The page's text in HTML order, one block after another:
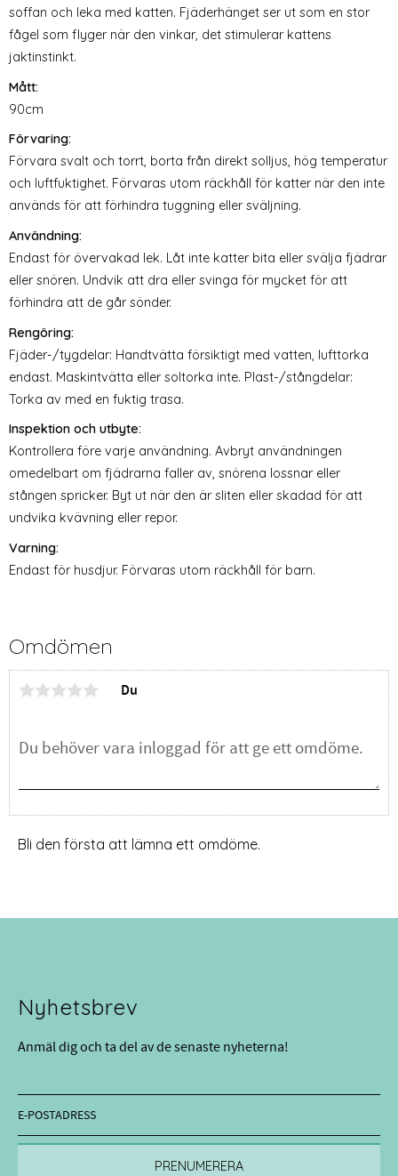
soffan och leka med katten. Fjäderhänget ser ut som en stor
fågel som flyger när den vinkar, det stimulerar kattens
jaktinstinkt.
Mått:
90cm
Förvaring:
Förvara svalt och torrt, borta från direkt solljus, hög temperatur
och luftfuktighet. Förvaras utom räckhåll för katter när den inte
används för att förhindra tuggning eller sväljning.
Användning:
Endast för övervakad lek. Låt inte katter bita eller svälja fjädrar
eller snören. Undvik att dra eller svinga för mycket för att
förhindra att de går sönder.
Rengöring:
Fjäder-/tygdelar: Handtvätta försiktigt med vatten, lufttorka
endast. Maskintvätta eller soltorka inte. Plast-/stångdelar:
Torka av med en fuktig trasa.
Inspektion och utbyte:
Kontrollera före varje användning. Avbryt användningen
omedelbart om fjädrarna faller av, snörena lossnar eller
stången spricker. Byt ut när den är sliten eller skadad för att
undvika kvävning eller repor.
Varning:
Endast för husdjur. Förvaras utom räckhåll för barn.
Omdömen
Du
Bli den första att lämna ett omdöme.
Nyhetsbrev
Anmäl dig och ta del av de senaste nyheterna!
PRENUMERERA